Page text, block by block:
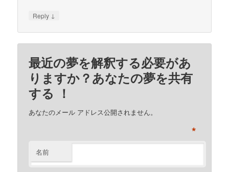
Reply ↓
最近の夢を解釈する必要があ
りますか？あなたの夢を共有
する ！
あなたのメール アドレス公開されません。
名前
*